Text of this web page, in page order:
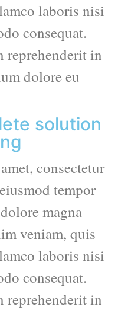
laboris nisi
consequat.
reprehenderit in
dolore eu
solution
consectetur
tempor
magna
veniam, quis
laboris nisi
consequat.
reprehenderit in